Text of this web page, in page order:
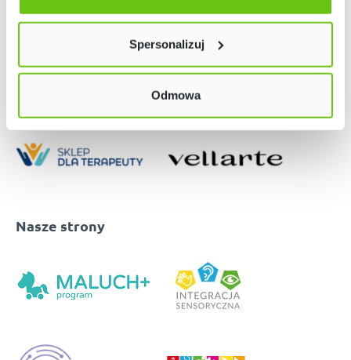
Twój wybór możesz zmienić przez kliknięcie przycisku w
Polityce prywatności
Spersonalizuj
Odmowa
Nasze strony